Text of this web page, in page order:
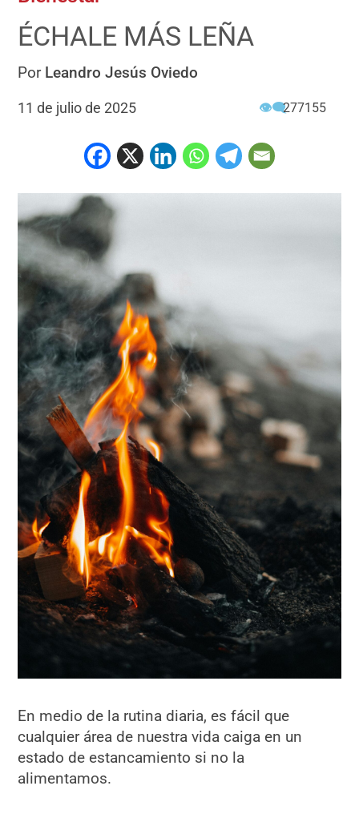
ÉCHALE MÁS LEÑA
Por Leandro Jesús Oviedo
11 de julio de 2025 👁‍🗨277155
En medio de la rutina diaria, es fácil que
cualquier área de nuestra vida caiga en un
estado de estancamiento si no la
alimentamos.